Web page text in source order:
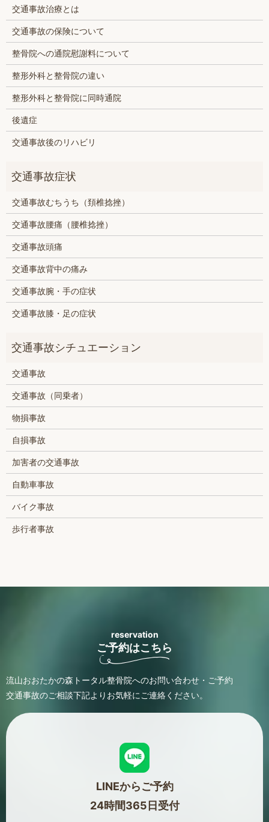
交通事故治療とは
交通事故の保険について
整骨院への通院慰謝料について
整形外科と整骨院の違い
整形外科と整骨院に同時通院
後遺症
交通事故後のリハビリ
交通事故むちうち（頚椎捻挫）
交通事故腰痛（腰椎捻挫）
交通事故頭痛
交通事故背中の痛み
交通事故腕・手の症状
交通事故膝・足の症状
交通事故
交通事故（同乗者）
物損事故
自損事故
加害者の交通事故
自動車事故
バイク事故
歩行者事故
reservation
ご予約はこちら
流山おおたかの森トータル整骨院へのお問い合わせ・ご予約
交通事故のご相談下記よりお気軽にご連絡ください。
LINEからご予約
24時間365日受付